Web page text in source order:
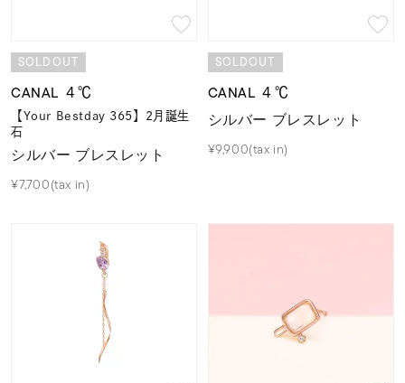
SOLDOUT
CANAL ４℃
【Your Bestday 365】2月誕生
石
シルバー ブレスレット
¥7,700(tax in)
SOLDOUT
CANAL ４℃
シルバー ブレスレット
¥9,900(tax in)